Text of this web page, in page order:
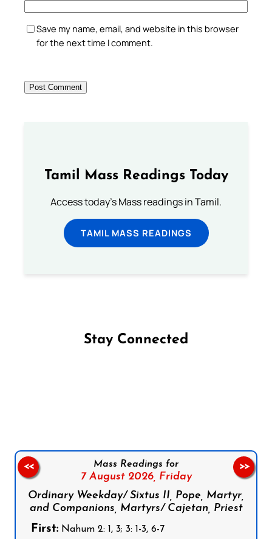
Save my name, email, and website in this browser
for the next time I comment.
Tamil Mass Readings Today
Access today's Mass readings in Tamil.
TAMIL MASS READINGS
Stay Connected
Mass Readings for
7 August 2026, Friday
Ordinary Weekday/ Sixtus II, Pope, Martyr,
and Companions, Martyrs/ Cajetan, Priest
First: Nahum 2: 1, 3; 3: 1-3, 6-7
<< >>